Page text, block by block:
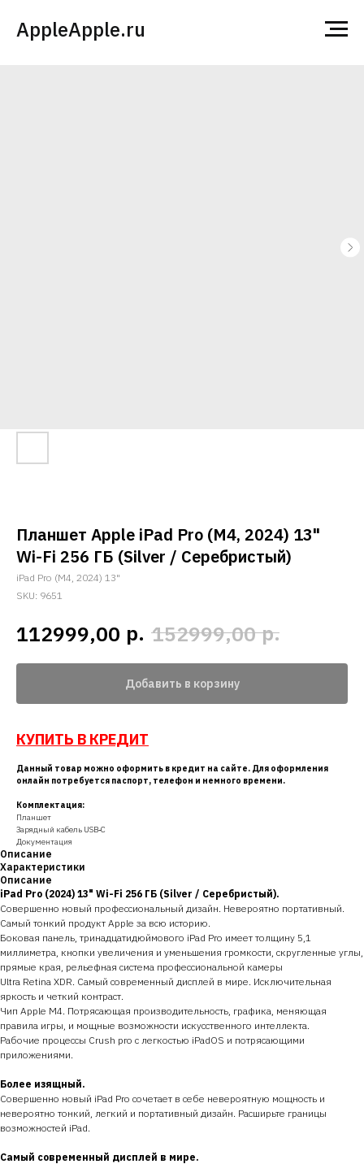
AppleApple.ru
Планшет Apple iPad Pro (M4, 2024) 13"
Wi-Fi 256 ГБ (Silver / Серебристый)
iPad Pro (M4, 2024) 13"
SKU: 9651
112999,00 р. 152999,00 р.
Добавить в корзину
КУПИТЬ В КРЕДИТ
Данный товар можно оформить в кредит на сайте. Для оформления
онлайн потребуется паспорт, телефон и немного времени.
Комплектация:
Планшет
Зарядный кабель USB‑C
Документация
Описание
Характеристики
Описание
iPad Pro (2024) 13" Wi-Fi 256 ГБ (Silver / Серебристый).
Совершенно новый профессиональный дизайн. Невероятно портативный.
Самый тонкий продукт Apple за всю историю.
Боковая панель, тринадцатидюймового iPad Pro имеет толщину 5,1
миллиметра, кнопки увеличения и уменьшения громкости, скругленные углы,
прямые края, рельефная система профессиональной камеры
Ultra Retina XDR. Самый современный дисплей в мире. Исключительная
яркость и четкий контраст.
Чип Apple M4. Потрясающая производительность, графика, меняющая
правила игры, и мощные возможности искусственного интеллекта.
Рабочие процессы Crush pro с легкостью iPadOS и потрясающими
приложениями.
Более изящный.
Совершенно новый iPad Pro сочетает в себе невероятную мощность и
невероятно тонкий, легкий и портативный дизайн. Расширьте границы
возможностей iPad.
Самый современный дисплей в мире.